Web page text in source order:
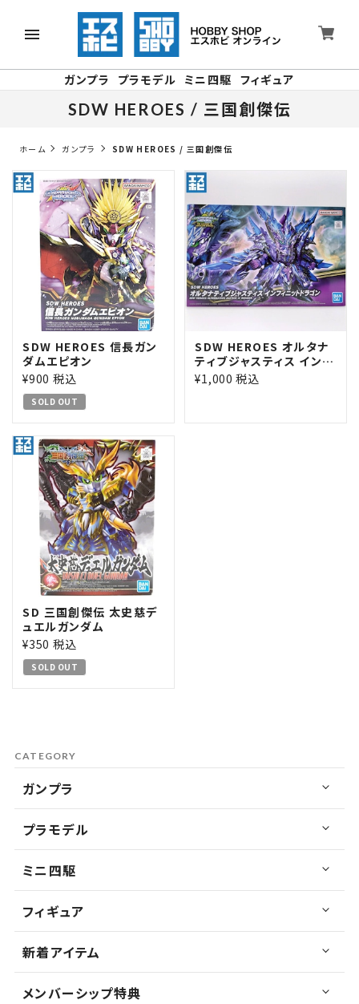
ガンプラ プラモデル ミニ四駆 フィギュア
SDW HEROES / 三国創傑伝
ホーム ガンプラ SDW HEROES / 三国創傑伝
SDW HEROES 信長ガン
ダムエピオン
¥900 税込
SOLD OUT
SDW HEROES オルタナ
ティブジャスティス インフ
ィニットドラゴン
¥1,000 税込
SD 三国創傑伝 太史慈デ
ュエルガンダム
¥350 税込
SOLD OUT
CATEGORY
ガンプラ
プラモデル
ミニ四駆
フィギュア
新着アイテム
メンバーシップ特典